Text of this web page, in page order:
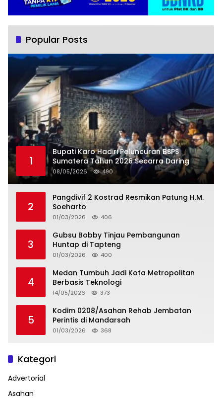
Popular Posts
1
Bupati Karo Hadiri Peluncuran BSPS
Sumatera Tahun 2026 Secarra Daring
08/05/2026 490
2
Pangdivif 2 Kostrad Resmikan Patung H.M.
Soeharto
01/03/2026 406
3
Gubsu Bobby Tinjau Pembangunan
Huntap di Tapteng
01/03/2026 400
4
Medan Tumbuh Jadi Kota Metropolitan
Berbasis Teknologi
14/05/2026 373
5
Kodim 0208/Asahan Rehab Jembatan
Perintis di Mandarsah
01/03/2026 368
Kategori
Advertorial
Asahan